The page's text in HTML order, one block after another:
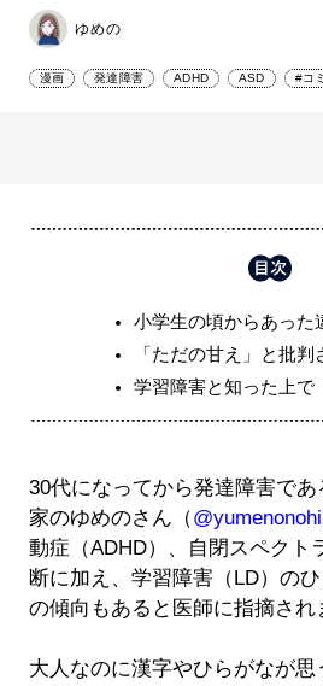
ゆめの
漫画 発達障害 ADHD ASD #コ
小学生の頃からあった
「ただの甘え」と批判
学習障害と知った上で
30代になってから発達障害で
家のゆめのさん（
動症（ADHD）、自閉スペクト
断に加え、学習障害（LD）の
の傾向もあると医師に指摘され
大人なのに漢字やひらがなが思